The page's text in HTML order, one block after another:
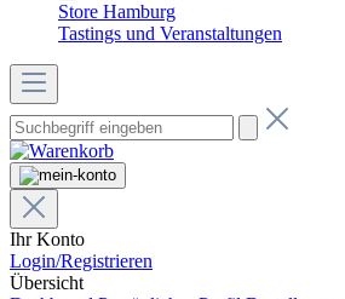
Store Hamburg
Tastings und Veranstaltungen
Ihr Konto
Login/Registrieren
Übersicht